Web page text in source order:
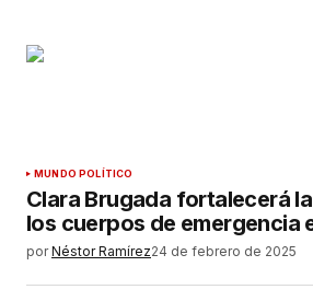
MUNDO POLÍTICO
Clara Brugada fortalecerá
los cuerpos de emergencia
por Néstor Ramírez24 de febrero de 2025